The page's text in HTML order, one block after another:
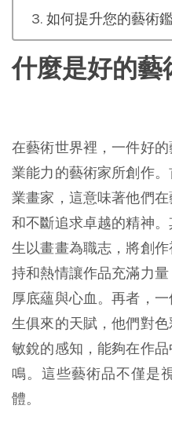
如何提升您的藝術
什麼是好的藝
在藝術世界裡，一件好
業能力的藝術家所創作
業畫家，這意味著他們
和不斷追求卓越的精神
生以畫畫為職志，將創
持和熱情讓作品充滿力
厚底蘊與心血。再者，
生俱來的天賦，他們對
敏銳的感知，能夠在作
鳴。這些藝術品不僅是
體。